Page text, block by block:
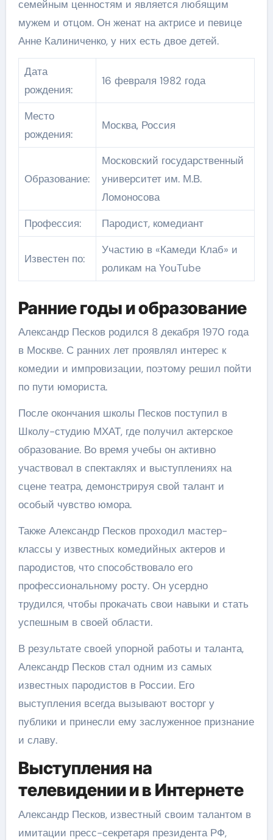
семейным ценностям и является любящим
мужем и отцом. Он женат на актрисе и певице
Анне Калиниченко, у них есть двое детей.
Дата
рождения:
16 февраля 1982 года
Место
рождения:
Москва, Россия
Образование:
Московский государственный
университет им. М.В.
Ломоносова
Профессия:
Пародист, комедиант
Известен по:
Участию в «Камеди Клаб» и
роликам на YouTube
Ранние годы и образование
Александр Песков родился 8 декабря 1970 года
в Москве. С ранних лет проявлял интерес к
комедии и импровизации, поэтому решил пойти
по пути юмориста.
После окончания школы Песков поступил в
Школу-студию МХАТ, где получил актерское
образование. Во время учебы он активно
участвовал в спектаклях и выступлениях на
сцене театра, демонстрируя свой талант и
особый чувство юмора.
Также Александр Песков проходил мастер-
классы у известных комедийных актеров и
пародистов, что способствовало его
профессиональному росту. Он усердно
трудился, чтобы прокачать свои навыки и стать
успешным в своей области.
В результате своей упорной работы и таланта,
Александр Песков стал одним из самых
известных пародистов в России. Его
выступления всегда вызывают восторг у
публики и принесли ему заслуженное признание
и славу.
Выступления на
телевидении и в Интернете
Александр Песков, известный своим талантом в
имитации пресс-секретаря президента РФ,